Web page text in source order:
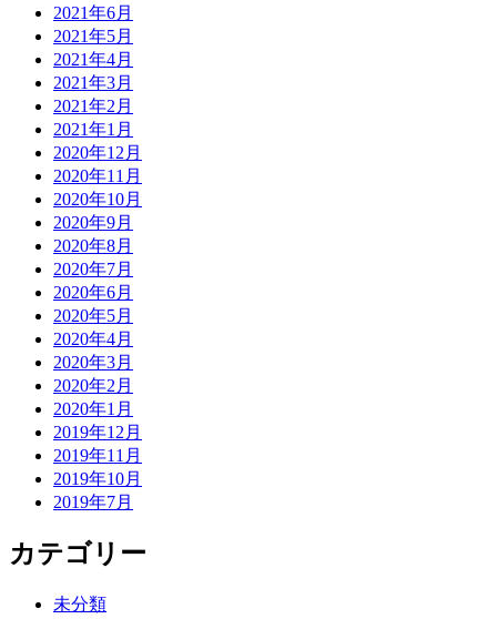
2021年6月
2021年5月
2021年4月
2021年3月
2021年2月
2021年1月
2020年12月
2020年11月
2020年10月
2020年9月
2020年8月
2020年7月
2020年6月
2020年5月
2020年4月
2020年3月
2020年2月
2020年1月
2019年12月
2019年11月
2019年10月
2019年7月
カテゴリー
未分類